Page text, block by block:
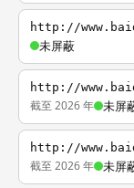
http://
未屏蔽
http://
截至 2026 年 未屏
http://
截至 2026 年 未屏